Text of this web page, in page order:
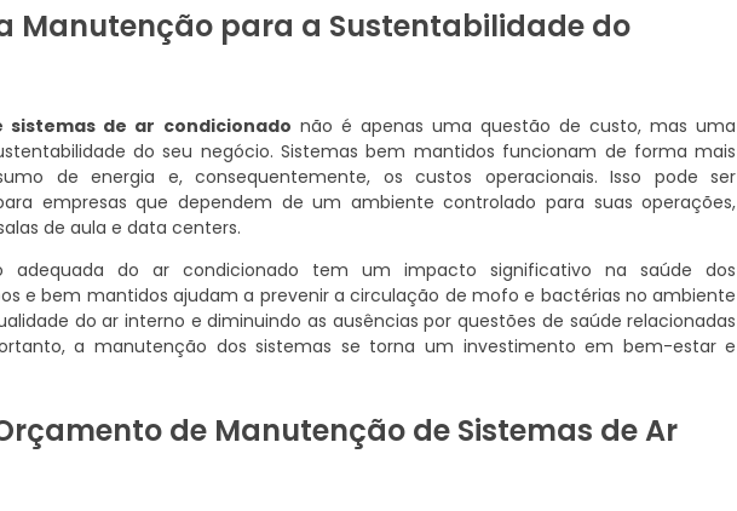
Manutenção para a Sustentabilidade do
sistemas de ar condicionado não é apenas uma questão de custo, mas uma
do seu negócio. Sistemas bem mantidos funcionam de forma mais
de energia e, consequentemente, os custos operacionais. Isso pode ser
empresas que dependem de um ambiente controlado para suas operações,
de aula e data centers.
adequada do ar condicionado tem um impacto significativo na saúde dos
e bem mantidos ajudam a prevenir a circulação de mofo e bactérias no ambiente
do ar interno e diminuindo as ausências por questões de saúde relacionadas
a manutenção dos sistemas se torna um investimento em bem-estar e
de Manutenção de Sistemas de Ar